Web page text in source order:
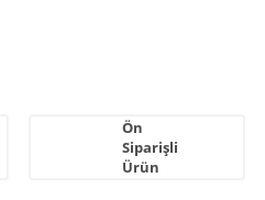
Ön
Siparişli
Ürün